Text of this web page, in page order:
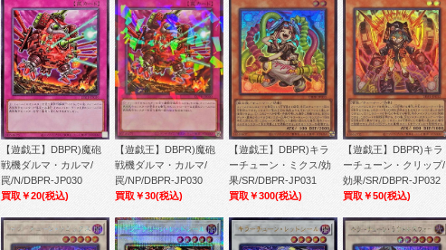
【遊戯王】DBPR)魔砲
戦機ダルマ・カルマ/
罠/N/DBPR-JP030
買取￥20(税込)
【遊戯王】DBPR)魔砲
戦機ダルマ・カルマ/
罠/NP/DBPR-JP030
買取￥30(税込)
【遊戯王】DBPR)キラ
ーチューン・ミクス/効
果/SR/DBPR-JP031
買取￥300(税込)
【遊戯王】DBPR)キラ
ーチューン・クリップ/
効果/SR/DBPR-JP032
買取￥50(税込)